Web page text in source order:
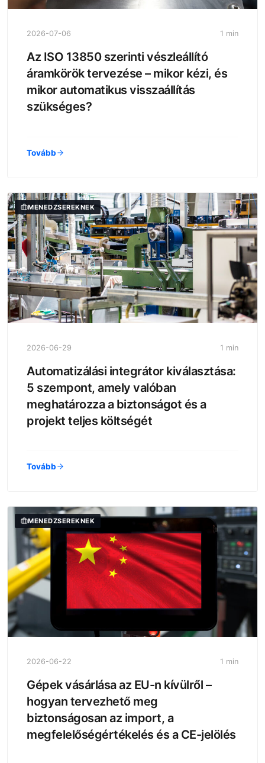
2026-07-06 1 min
Az ISO 13850 szerinti vészleállító
áramkörök tervezése – mikor kézi, és
mikor automatikus visszaállítás
szükséges?
Tovább
MENEDZSEREKNEK
2026-06-29 1 min
Automatizálási integrátor kiválasztása:
5 szempont, amely valóban
meghatározza a biztonságot és a
projekt teljes költségét
Tovább
MENEDZSEREKNEK
2026-06-22 1 min
Gépek vásárlása az EU-n kívülről –
hogyan tervezhető meg
biztonságosan az import, a
megfelelőségértékelés és a CE-jelölés